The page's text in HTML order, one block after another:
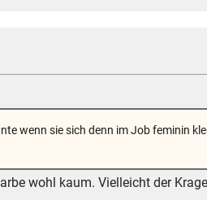
wenn sie sich denn im Job feminin
wohl kaum. Vielleicht der